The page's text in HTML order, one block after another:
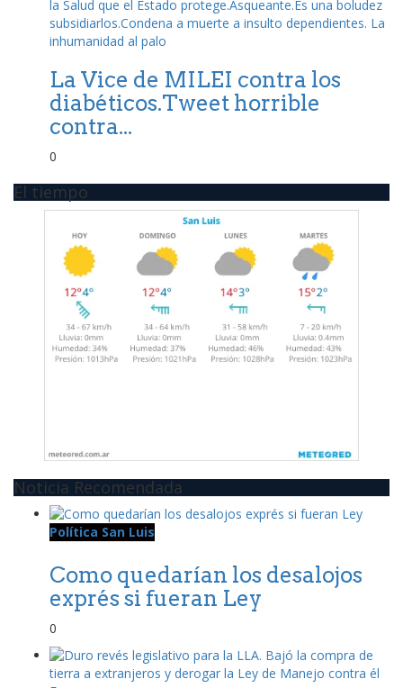
La Vice de MILEI contra los
diabéticos.Tweet horrible
contra...
0
El tiempo
Noticia Recomendada
Política San Luis
Como quedarían los desalojos
exprés si fueran Ley
0